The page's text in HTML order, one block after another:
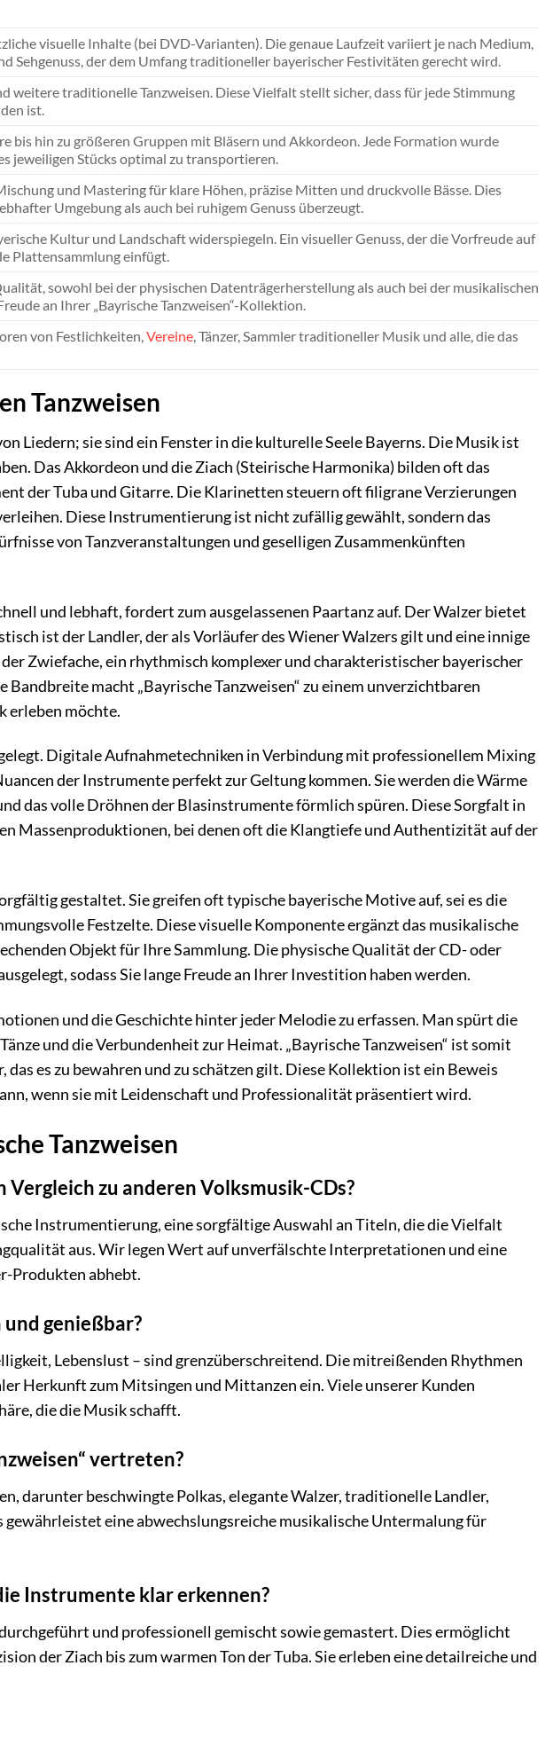
visuelle Inhalte (bei DVD-Varianten). Die genaue Laufzeit variiert je nach Medium,
Sehgenuss, der dem Umfang traditioneller bayerischer Festivitäten gerecht wird.
weitere traditionelle Tanzweisen. Diese Vielfalt stellt sicher, dass für jede Stimmung
ist.
bis hin zu größeren Gruppen mit Bläsern und Akkordeon. Jede Formation wurde
jeweiligen Stücks optimal zu transportieren.
und Mastering für klare Höhen, präzise Mitten und druckvolle Bässe. Dies
Umgebung als auch bei ruhigem Genuss überzeugt.
Kultur und Landschaft widerspiegeln. Ein visueller Genuss, der die Vorfreude auf
Plattensammlung einfügt.
sowohl bei der physischen Datenträgerherstellung als auch bei der musikalischen
an Ihrer „Bayrische Tanzweisen“-Kollektion.
von Festlichkeiten,Vereine, Tänzer, Sammler traditioneller Musik und alle, die das
Tanzweisen
Liedern; sie sind ein Fenster in die kulturelle Seele Bayerns. Die Musik ist
Das Akkordeon und die Ziach (Steirische Harmonika) bilden oft das
der Tuba und Gitarre. Die Klarinetten steuern oft filigrane Verzierungen
Diese Instrumentierung ist nicht zufällig gewählt, sondern das
von Tanzveranstaltungen und geselligen Zusammenkünften
und lebhaft, fordert zum ausgelassenen Paartanz auf. Der Walzer bietet
ist der Landler, der als Vorläufer des Wiener Walzers gilt und eine innige
Zwiefache, ein rhythmisch komplexer und charakteristischer bayerischer
macht „Bayrische Tanzweisen“ zu einem unverzichtbaren
erleben möchte.
Digitale Aufnahmetechniken in Verbindung mit professionellem Mixing
der Instrumente perfekt zur Geltung kommen. Sie werden die Wärme
das volle Dröhnen der Blasinstrumente förmlich spüren. Diese Sorgfalt in
Massenproduktionen, bei denen oft die Klangtiefe und Authentizität auf der
gestaltet. Sie greifen oft typische bayerische Motive auf, sei es die
Festzelte. Diese visuelle Komponente ergänzt das musikalische
Objekt für Ihre Sammlung. Die physische Qualität der CD- oder
sodass Sie lange Freude an Ihrer Investition haben werden.
und die Geschichte hinter jeder Melodie zu erfassen. Man spürt die
und die Verbundenheit zur Heimat. „Bayrische Tanzweisen“ ist somit
es zu bewahren und zu schätzen gilt. Diese Kollektion ist ein Beweis
wenn sie mit Leidenschaft und Professionalität präsentiert wird.
Tanzweisen
Vergleich zu anderen Volksmusik-CDs?
Instrumentierung, eine sorgfältige Auswahl an Titeln, die die Vielfalt
aus. Wir legen Wert auf unverfälschte Interpretationen und eine
Produkten abhebt.
genießbar?
Lebenslust – sind grenzüberschreitend. Die mitreißenden Rhythmen
Herkunft zum Mitsingen und Mittanzen ein. Viele unserer Kunden
die die Musik schafft.
vertreten?
darunter beschwingte Polkas, elegante Walzer, traditionelle Landler,
eine abwechslungsreiche musikalische Untermalung für
Instrumente klar erkennen?
und professionell gemischt sowie gemastert. Dies ermöglicht
der Ziach bis zum warmen Ton der Tuba. Sie erleben eine detailreiche und